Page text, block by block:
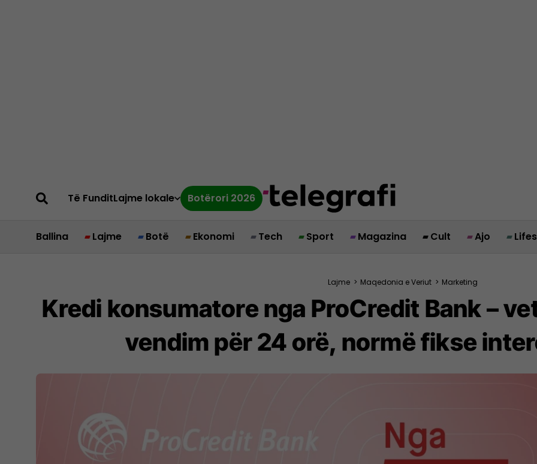
Të FunditLajme lokale Botërori 2026
Ballina Lajme Botë Ekonomi Tech Sport Magazina Cult Ajo
Lajme > Maqedonia e Veriut > Marketing
Kredi konsumatore nga ProCredit Bank –
vendim për 24 orë, normë fikse